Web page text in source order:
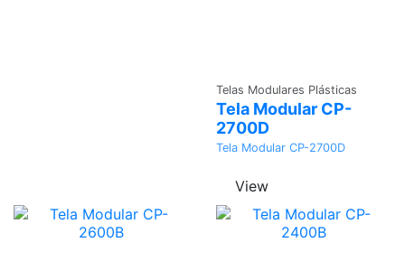
Telas Modulares Plásticas
Tela Modular CP-
2700D
Tela Modular CP-2700D
View